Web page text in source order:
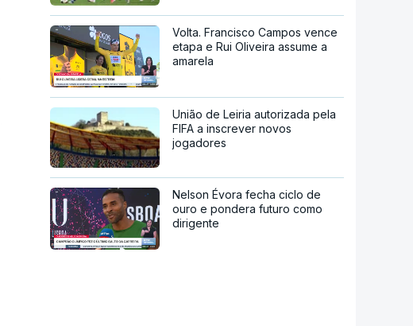
Volta. Francisco Campos vence
etapa e Rui Oliveira assume a
amarela
União de Leiria autorizada pela
FIFA a inscrever novos
jogadores
Nelson Évora fecha ciclo de
ouro e pondera futuro como
dirigente